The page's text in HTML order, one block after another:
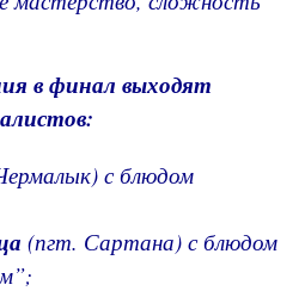
в финал выходят
с блюдом
(пгт. Сартана) с блюдом